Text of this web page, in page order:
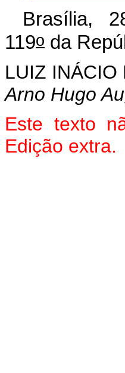
Brasília,
119o da
LUIZ INÁCIO
Arno Hugo
Este texto
Edição extra.